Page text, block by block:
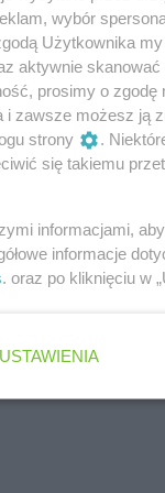
W myśl
w silniki
się przekonać
następny
wybór
Użytkownika
aktywnie
prosimy o zgodę
i zawsze możesz ją
strony
.
się takiemu
informacjami,
informacje
. oraz po kliknięciu w
USTAWIENIA